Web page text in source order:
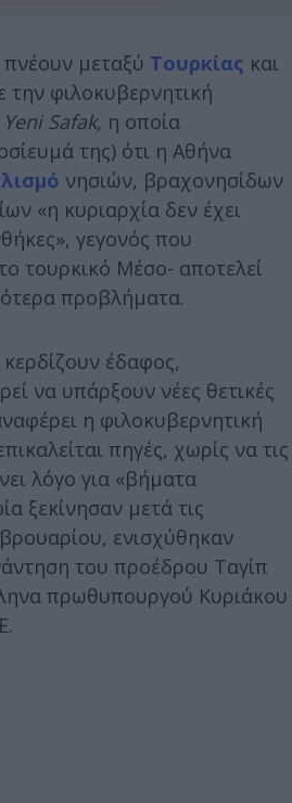
μεταξύ Τουρκίας και
φιλοκυβερνητική
Yeni Safak, η οποία
της) ότι η Αθήνα
νησιών, βραχονησίδων
«η κυριαρχία δεν έχει
γεγονός που
τουρκικό Μέσο- αποτελεί
προβλήματα.
έδαφος,
να υπάρξουν νέες θετικές
η φιλοκυβερνητική
πηγές, χωρίς να τις
λόγο για «βήματα
ξεκίνησαν μετά τις
ενισχύθηκαν
του προέδρου Ταγίπ
πρωθυπουργού Κυριάκου